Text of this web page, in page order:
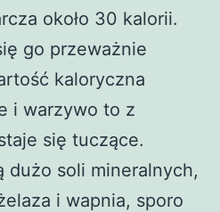
około 30 kalorii.
go przeważnie
kaloryczna
i warzywo to z
się tuczące.
dużo soli mineralnych,
i wapnia, sporo